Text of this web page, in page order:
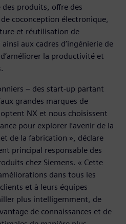
des produits, offre des
coconception électronique,
et réutilisation de
aux cadres d’ingénierie de
la productivité et
– des start-up partant
grandes marques de
NX et nous choisissent
pour explorer l’avenir de la
de la fabrication », déclare
principal responsable des
chez Siemens. « Cette
dans tous les
et à leurs équipes
plus intelligemment, de
de connaissances et de